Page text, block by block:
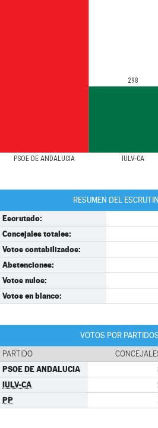
PSOE DE ANDALUCIA IULV-CA
298
RESUMEN DEL
Escrutado:
Concejales totales:
Votos contabilizados:
Abstenciones:
Votos nulos:
Votos en blanco:
VOTOS POR
PARTIDO
PSOE DE ANDALUCIA
IULV-CA
PP